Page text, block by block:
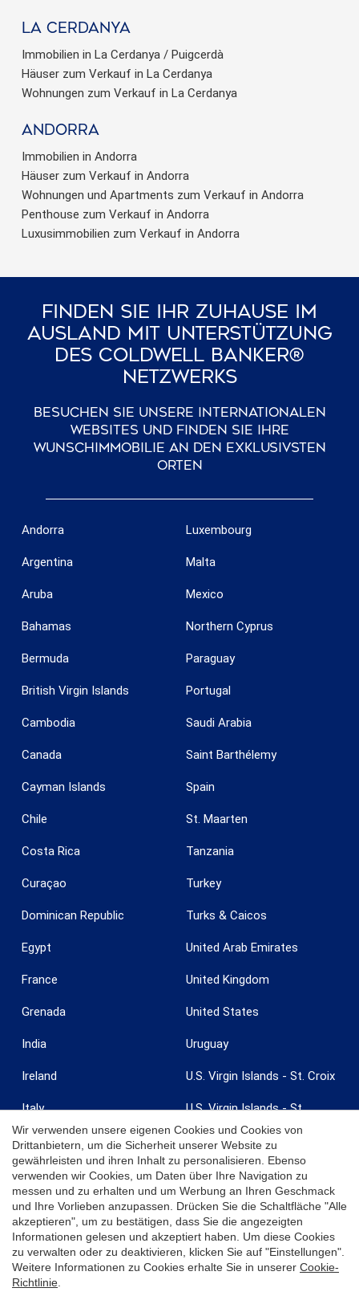
La Cerdanya
Immobilien in La Cerdanya / Puigcerdà
Häuser zum Verkauf in La Cerdanya
Wohnungen zum Verkauf in La Cerdanya
Andorra
Immobilien in Andorra
Häuser zum Verkauf in Andorra
Wohnungen und Apartments zum Verkauf in Andorra
Penthouse zum Verkauf in Andorra
Luxusimmobilien zum Verkauf in Andorra
Finden Sie Ihr Zuhause Im
Ausland Mit Unterstützung
Des Coldwell Banker®
Netzwerks
Besuchen Sie unsere internationalen
Websites und finden Sie Ihre
Wunschimmobilie an den exklusivsten
Orten
Andorra
Argentina
Aruba
Bahamas
Bermuda
British Virgin Islands
Cambodia
Canada
Cayman Islands
Chile
Costa Rica
Curaçao
Dominican Republic
Egypt
France
Grenada
India
Ireland
Italy
Jamaica
Luxembourg
Malta
Mexico
Northern Cyprus
Paraguay
Portugal
Saudi Arabia
Saint Barthélemy
Spain
St. Maarten
Tanzania
Turkey
Turks & Caicos
United Arab Emirates
United Kingdom
United States
Uruguay
U.S. Virgin Islands - St. Croix
U.S. Virgin Islands - St.
Thomas
Zanzibar
© 2026 Coldwell Banker. Alle Rechte vorbehalten. Coldwell Banker und
die Coldwell Banker Logos sind Marken von Coldwell Banker Real
Estate LLC. Jedes Büro ist eigenständig und unabhängig betrieben.
Wir verwenden unsere eigenen Cookies und Cookies von
Drittanbietern, um die Sicherheit unserer Website zu
gewährleisten und ihren Inhalt zu personalisieren. Ebenso
verwenden wir Cookies, um Daten über Ihre Navigation zu
messen und zu erhalten und um Werbung an Ihren Geschmack
und Ihre Vorlieben anzupassen. Drücken Sie die Schaltfläche "Alle
akzeptieren", um zu bestätigen, dass Sie die angezeigten
Informationen gelesen und akzeptiert haben. Um diese Cookies
zu verwalten oder zu deaktivieren, klicken Sie auf "Einstellungen".
Weitere Informationen zu Cookies erhalte Sie in unserer Cookie-
Richtlinie
Konfiguration speichern Alle akzeptieren